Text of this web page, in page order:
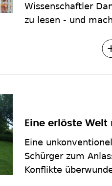
Wissenschaftler
zu lesen - und
Eine erlöste
Eine
Schürger zum
Konflikte